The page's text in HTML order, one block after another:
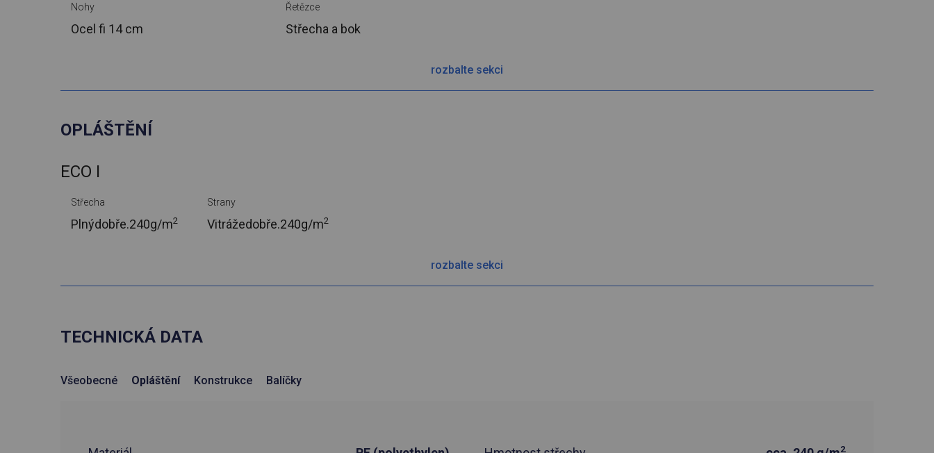
Nohy
Ocel fi 14 cm
Řetězce
Střecha a bok
rozbalte sekci
OPLÁŠTĚNÍ
ECO I
Střecha
Plnýdobře.240g/m2
Strany
Vitrážedobře.240g/m2
rozbalte sekci
TECHNICKÁ DATA
Všeobecné Opláštění Konstrukce Balíčky
2